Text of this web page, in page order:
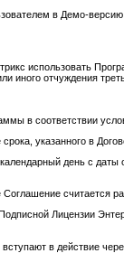
в Демо-
использовать
иного отчуждения
в соответствии
указанного в
день с
считается
Лицензии
в действие